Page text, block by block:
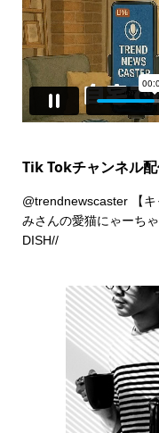
Tik Tokチャンネル
@trendnewscaster【キ
みさんの愛猫にゃー
DISH//